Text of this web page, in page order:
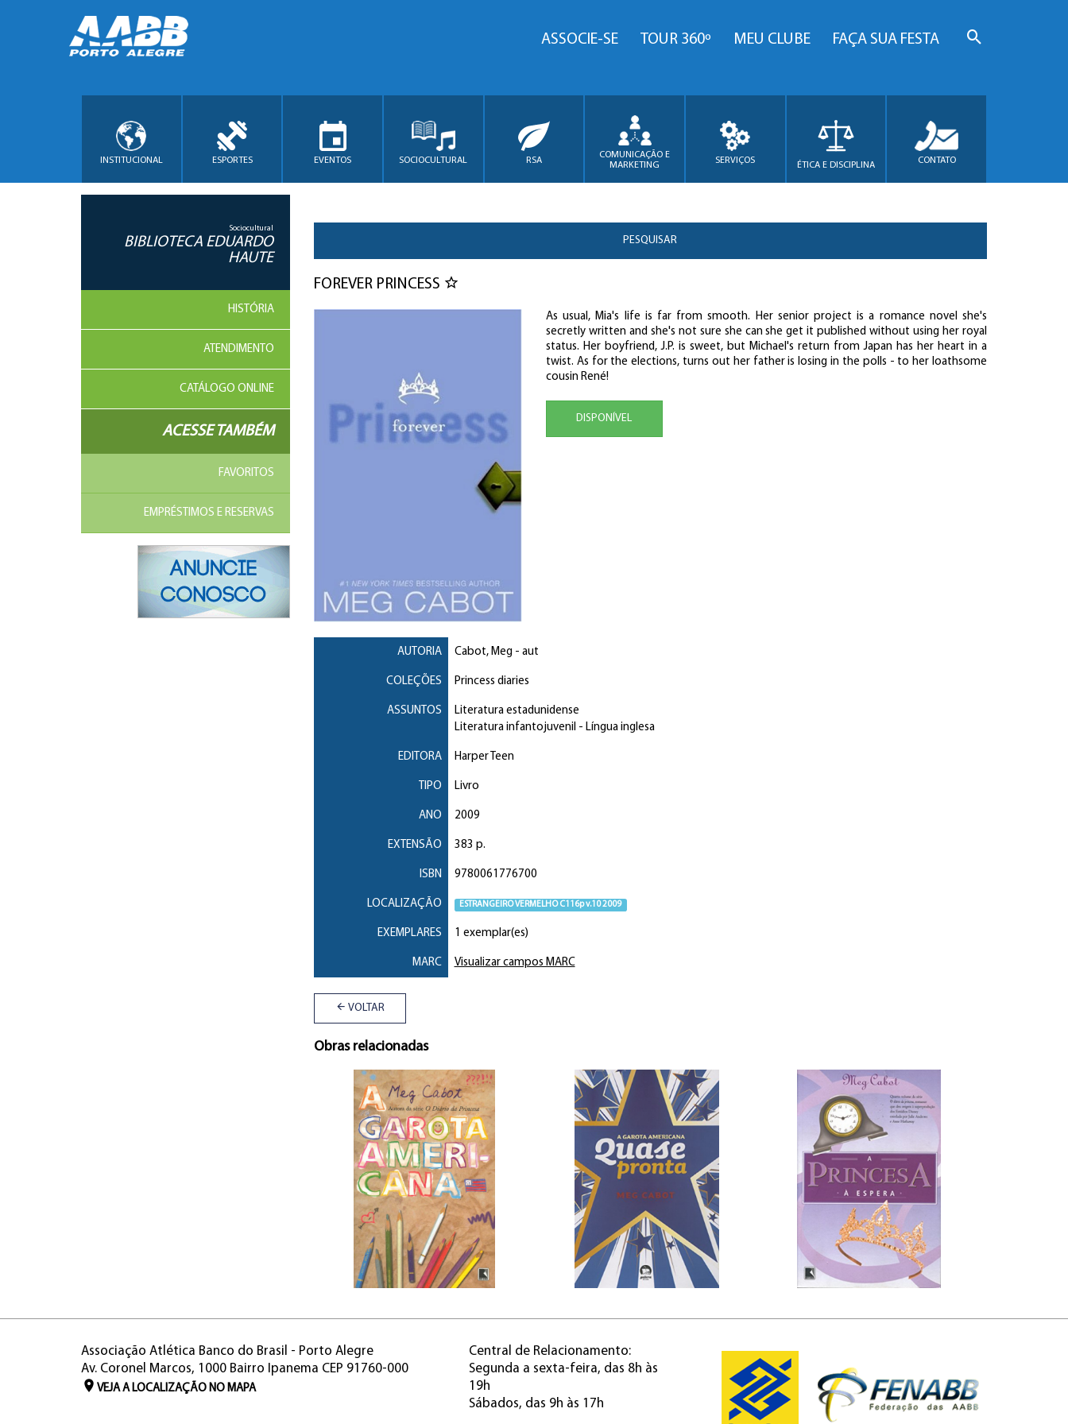
ASSOCIE-SE TOUR 360º MEU CLUBE FAÇA SUA FESTA
INSTITUCIONAL ESPORTES EVENTOS SOCIOCULTURAL RSA
COMUNICAÇÃO E
MARKETING
SERVIÇOS ÉTICA E DISCIPLINA CONTATO
Sociocultural
BIBLIOTECA EDUARDO
HAUTE
HISTÓRIA
ATENDIMENTO
CATÁLOGO ONLINE
ACESSE TAMBÉM
FAVORITOS
EMPRÉSTIMOS E RESERVAS
PESQUISAR
FOREVER PRINCESS
As usual, Mia's life is far from smooth. Her senior project is a romance novel she's
secretly written and she's not sure she can she get it published without using her royal
status. Her boyfriend, J.P. is sweet, but Michael's return from Japan has her heart in a
twist. As for the elections, turns out her father is losing in the polls - to her loathsome
cousin René!
DISPONÍVEL
AUTORIA Cabot, Meg- aut
COLEÇÕES Princess diaries
ASSUNTOS
Literatura estadunidense
Literatura infantojuvenil - Língua inglesa
EDITORA Harper Teen
TIPO Livro
ANO 2009
EXTENSÃO 383 p.
ISBN 9780061776700
LOCALIZAÇÃO ESTRANGEIRO VERMELHO C116p v.10 2009
EXEMPLARES 1 exemplar(es)
MARC Visualizar campos MARC
VOLTAR
Obras relacionadas
Associação Atlética Banco do Brasil - Porto Alegre
Av. Coronel Marcos, 1000 Bairro Ipanema CEP 91760-000
VEJA A LOCALIZAÇÃO NO MAPA
Central de Relacionamento:
Segunda a sexta-feira, das 8h às
19h
Sábados, das 9h às 17h